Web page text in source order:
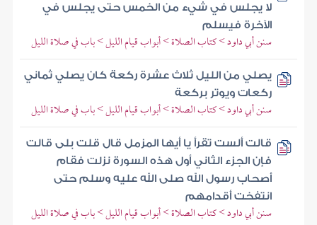
لا يجلس في شيء من الخمس حتى يجلس في
الآخرة فيسلم
سنن أبي داود > كتاب الصلاة > أبواب قيام الليل > باب في صلاة الليل
يصلي من الليل ثلاث عشرة ركعة كان يصلي ثماني
ركعات ويوتر بركعة
سنن أبي داود > كتاب الصلاة > أبواب قيام الليل > باب في صلاة الليل
قالت ألست تقرأ يا أيها المزمل قال قلت بلى قالت
فإن الجزء الثاني أول هذه السورة نزلت فقام
أصحاب رسول الله صلى الله عليه وسلم حتى
انتفخت أقدامهم
سنن أبي داود > كتاب الصلاة > أبواب قيام الليل > باب في صلاة الليل